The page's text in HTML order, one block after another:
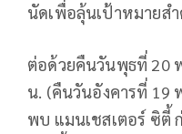
นัดเพื่อลุ้นเป้าหมายส
ต่อด้วยคืนวันพุธที่ 20
น. (คืนวันอังคารที่ 19
พบ แมนเชสเตอร์ ซิตี้